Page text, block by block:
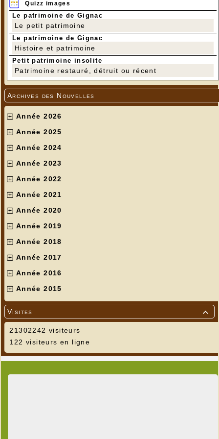
Quizz images
Le patrimoine de Gignac
Le petit patrimoine
Le patrimoine de Gignac
Histoire et patrimoine
Petit patrimoine insolite
Patrimoine restauré, détruit ou récent
Archives des Nouvelles
Année 2026
Année 2025
Année 2024
Année 2023
Année 2022
Année 2021
Année 2020
Année 2019
Année 2018
Année 2017
Année 2016
Année 2015

Visites
21302242 visiteurs
122 visiteurs en ligne